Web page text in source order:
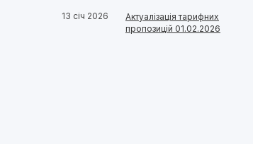
13 січ 2026
Актуалізація тарифних
пропозицій 01.02.2026